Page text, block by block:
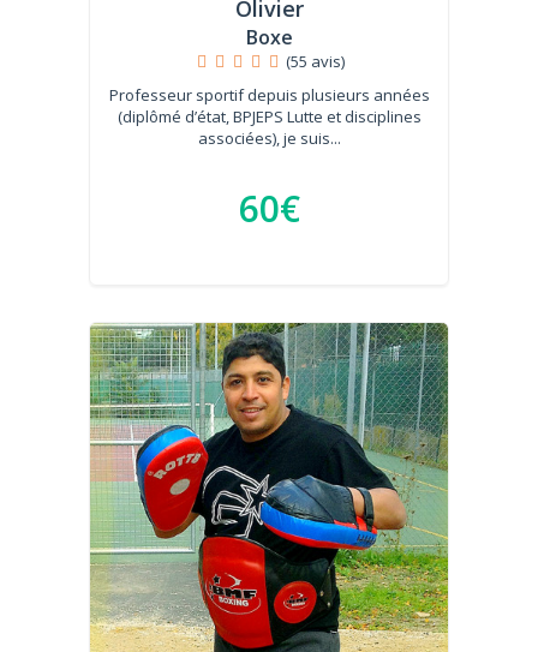
Olivier
Boxe
(55 avis)
Professeur sportif depuis plusieurs années
(diplômé d’état, BPJEPS Lutte et disciplines
associées), je suis...
60€